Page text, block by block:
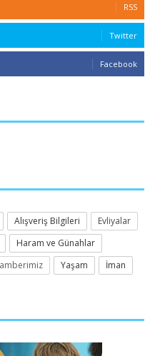
RSS
Twitter
Facebook
Alışveriş Bilgileri
Evliyalar
Haram ve Günahlar
Yaşam İman